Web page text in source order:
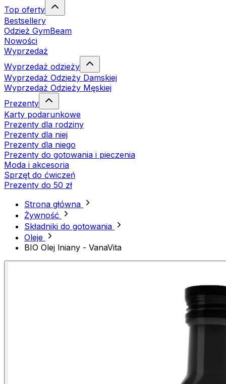
Top oferty
Bestsellery
Odzież GymBeam
Nowości
Wyprzedaż
Wyprzedaż odzieży
Wyprzedaż Odzieży Damskiej
Wyprzedaż Odzieży Męskiej
Prezenty
Karty podarunkowe
Prezenty dla rodziny
Prezenty dla niej
Prezenty dla niego
Prezenty do gotowania i pieczenia
Moda i akcesoria
Sprzęt do ćwiczeń
Prezenty do 50 zł
Strona główna
Żywność
Składniki do gotowania
Oleje
BIO Olej lniany - VanaVita